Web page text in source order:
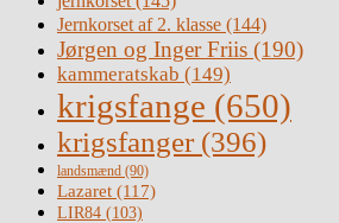
Jernkorset af 2. klasse (144)
Jørgen og Inger Friis (190)
kammeratskab (149)
krigsfange (650)
krigsfanger (396)
landsmænd (90)
Lazaret (117)
LIR84 (103)